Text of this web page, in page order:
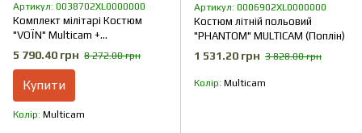
Артикул: 0038702XL0000000
Комплект мілітарі Костюм
"VOЇN" Multicam +
Термобілизна
5 790.40 грн 8 272.00 грн
Купити
Колір Multicam
Артикул: 0006902XL0000000
Костюм літній польовий
"PHANTOM" MULTICAM (Поплін)
1 531.20 грн 3 828.00 грн
Колір Multicam